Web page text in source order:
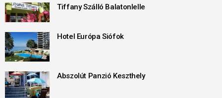
Tiffany Szálló Balatonlelle
Hotel Európa Siófok
Abszolút Panzió Keszthely